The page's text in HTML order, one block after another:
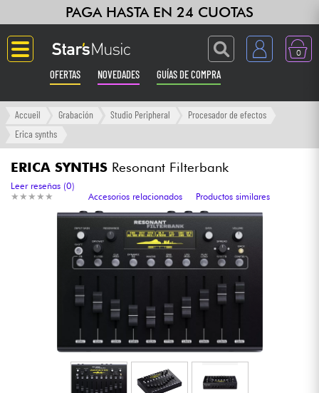
PAGA HASTA EN 24 CUOTAS
0
OFERTAS NOVEDADES GUÍAS DE COMPRA
Langue
Ampli & Efectos
Pianos
Sintetizadores & samplers
Grabación
Micros
Accueil Grabación Studio Peripheral
Procesador de efectos
Erica synths
ERICA SYNTHS Resonant Filterbank
★ ★ ★ ★ ★
★ ★ ★ ★ ★
Leer reseñas (0)
Accesorios relacionados
Productos similares